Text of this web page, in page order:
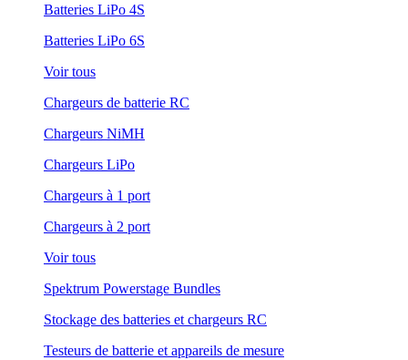
Batteries LiPo 4S
Batteries LiPo 6S
Voir tous
Chargeurs de batterie RC
Chargeurs NiMH
Chargeurs LiPo
Chargeurs à 1 port
Chargeurs à 2 port
Voir tous
Spektrum Powerstage Bundles
Stockage des batteries et chargeurs RC
Testeurs de batterie et appareils de mesure